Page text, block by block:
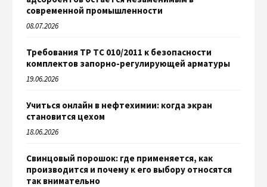
современной промышленности
08.07.2026
Требования ТР ТС 010/2011 к безопасности
комплектов запорно-регулирующей арматуры
19.06.2026
Учиться онлайн в нефтехимии: когда экран
становится цехом
18.06.2026
Свинцовый порошок: где применяется, как
производится и почему к его выбору относятся
так внимательно